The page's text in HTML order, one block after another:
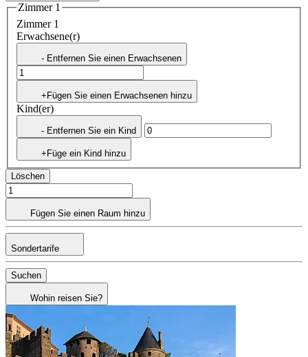
Zimmer 1
Zimmer 1
Erwachsene(r)
- Entfernen Sie einen Erwachsenen
+Fügen Sie einen Erwachsenen hinzu
Kind(er)
- Entfernen Sie ein Kind
+Füge ein Kind hinzu
Löschen
Fügen Sie einen Raum hinzu
Sondertarife
Suchen
Wohin reisen Sie?